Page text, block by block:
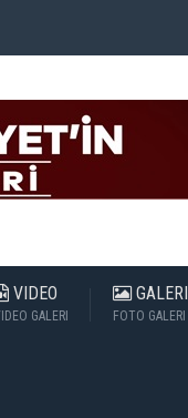
VIDEO
GALERI
GALERI
FOTO GALERI